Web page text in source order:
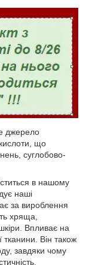
джерело
кислоти, що
суглобово-
в нашому
наші
за вироблення
хряща,
Впливає на
тканини. Він також
завдяки чому